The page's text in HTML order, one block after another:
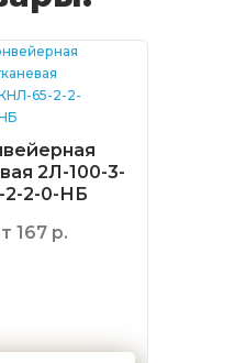
2Л-100-3-
2-0-НБ
167 р.